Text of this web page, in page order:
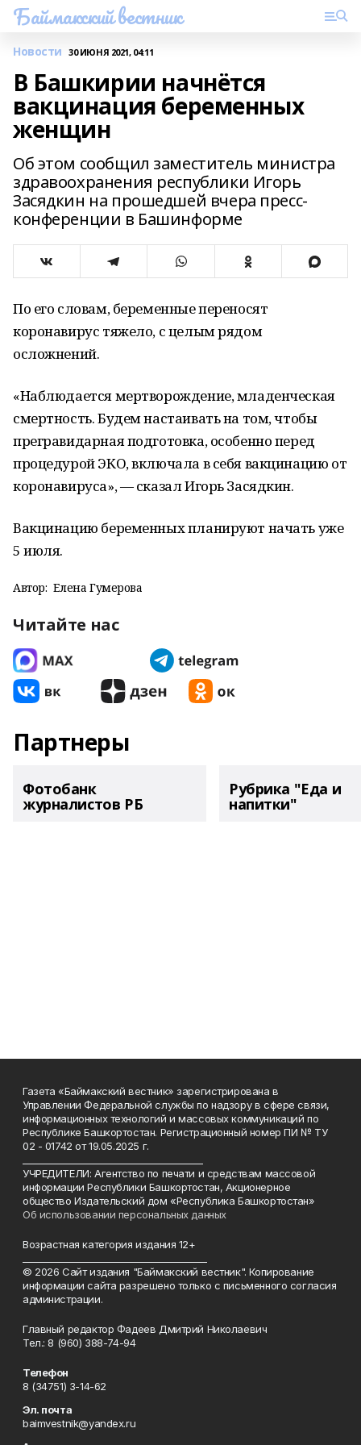
Баймакский вестник
Новости 30 ИЮНЯ 2021, 04:11
В Башкирии начнётся
вакцинация беременных
женщин
Об этом сообщил заместитель министра
здравоохранения республики Игорь
Засядкин на прошедшей вчера пресс-
конференции в Башинформе
По его словам, беременные переносят
коронавирус тяжело, с целым рядом
осложнений.
«Наблюдается мертворождение, младенческая
смертность. Будем настаивать на том, чтобы
прегравидарная подготовка, особенно перед
процедурой ЭКО, включала в себя вакцинацию от
коронавируса», — сказал Игорь Засядкин.
Вакцинацию беременных планируют начать уже
5 июля.
Автор: Елена Гумерова
Читайте нас
Партнеры
Фотобанк
журналистов РБ
Рубрика "Еда и
напитки"
Газета «Баймакский вестник» зарегистрирована в
Управлении Федеральной службы по надзору в сфере связи,
информационных технологий и массовых коммуникаций по
Республике Башкортостан. Регистрационный номер ПИ № ТУ
02 - 01742 от 19.05.2025 г.
УЧРЕДИТЕЛИ: Агентство по печати и средствам массовой
информации Республики Башкортостан, Акционерное
общество Издательский дом «Республика Башкортостан»
Об использовании персональных данных
Возрастная категория издания 12+
© 2026 Сайт издания "Баймакский вестник". Копирование
информации сайта разрешено только с письменного согласия
администрации.
Главный редактор Фадеев Дмитрий Николаевич
Тел.: 8 (960) 388-74-94
Телефон
8 (34751) 3-14-62
Эл. почта
baimvestnik@yandex.ru